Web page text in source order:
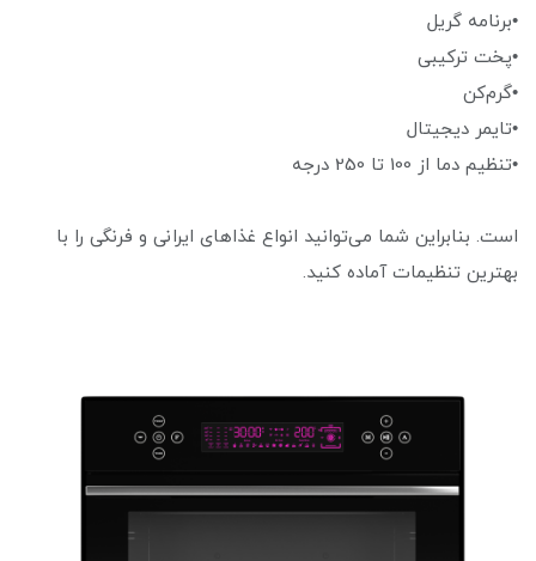
•برنامه گریل
•پخت ترکیبی
•گرم‌کن
•تایمر دیجیتال
•تنظیم دما از 100 تا 250 درجه
است. بنابراین شما می‌توانید انواع غذاهای ایرانی و فرنگی را با
بهترین تنظیمات آماده کنید.